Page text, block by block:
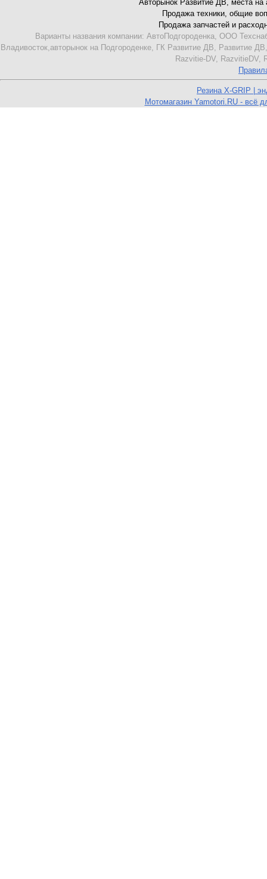
Авторынок Развитие ДВ, места на
Продажа техники, общие
Продажа запчастей и
Варианты названия компании: АвтоПодгороденка, ООО
Владивосток,авторынок на Подгороденке, ГК Развитие ДВ,
Razvitie-DV, RazvitieDV,
Резина X-GRIP |
Мотомагазин Yamotori.RU - всё